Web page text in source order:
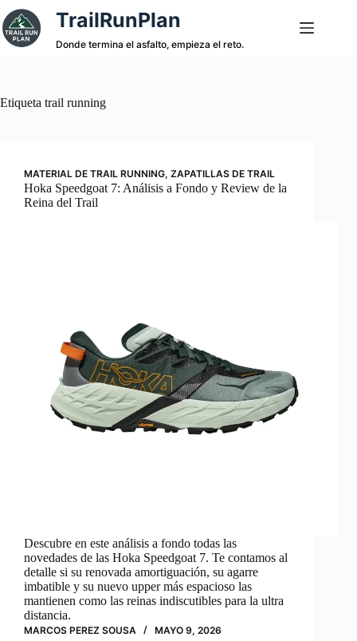
Saltar
al
contenido
TrailRunPlan
Donde termina el asfalto, empieza el reto.
Etiqueta trail running
MATERIAL DE TRAIL RUNNING, ZAPATILLAS DE TRAIL
Hoka Speedgoat 7: Análisis a Fondo y Review de la
Reina del Trail
Descubre en este análisis a fondo todas las
novedades de las Hoka Speedgoat 7. Te contamos al
detalle si su renovada amortiguación, su agarre
imbatible y su nuevo upper más espacioso las
mantienen como las reinas indiscutibles para la ultra
distancia.
MARCOS PEREZ SOUSA MAYO 9, 2026